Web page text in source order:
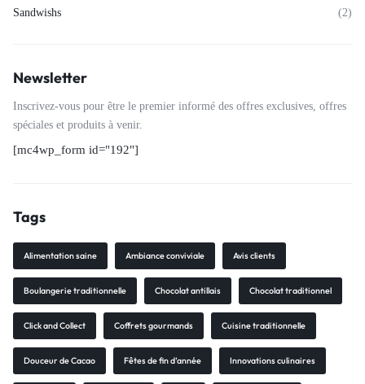
Sandwishs (2)
Newsletter
Inscrivez-vous pour être le premier informé des offres exclusives, offres
spéciales et produits à venir.
[mc4wp_form id="192"]
Tags
Alimentation saine Ambiance conviviale Avis clients
Boulangerie traditionnelle Chocolat antillais Chocolat traditionnel
Click and Collect Coffrets gourmands Cuisine traditionnelle
Douceur de Cacao Fêtes de fin d’année Innovations culinaires